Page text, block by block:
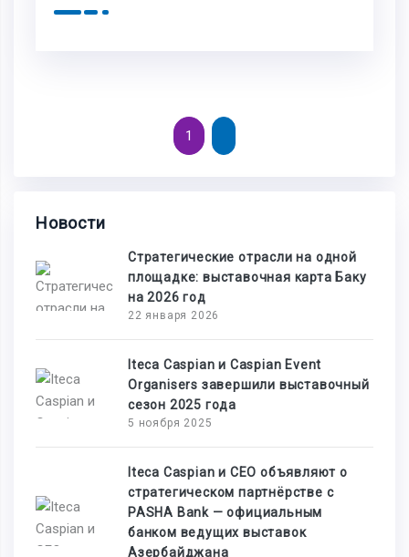
1
Новости
Стратегические отрасли на одной
площадке: выставочная карта Баку
на 2026 год
22 января 2026
Iteca Caspian и Caspian Event
Organisers завершили выставочный
сезон 2025 года
5 ноября 2025
Iteca Caspian и CEO объявляют о
стратегическом партнёрстве с
PASHA Bank — официальным
банком ведущих выставок
Азербайджана